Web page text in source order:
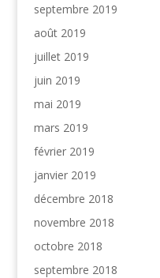
septembre 2019
août 2019
juillet 2019
juin 2019
mai 2019
mars 2019
février 2019
janvier 2019
décembre 2018
novembre 2018
octobre 2018
septembre 2018